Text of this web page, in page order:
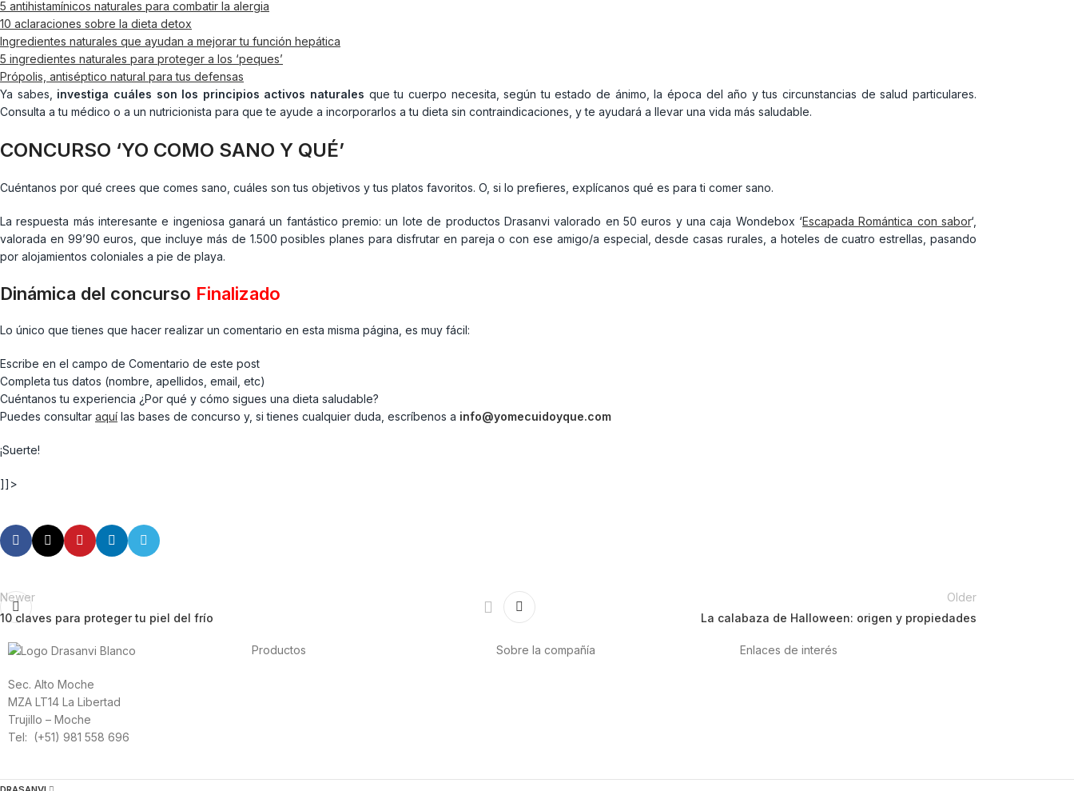
5 antihistamínicos naturales para combatir la alergia
10 aclaraciones sobre la dieta detox
Ingredientes naturales que ayudan a mejorar tu función hepática
5 ingredientes naturales para proteger a los ‘peques’
Própolis, antiséptico natural para tus defensas
Ya sabes, investiga cuáles son los principios activos naturales que tu cuerpo necesita, según tu estado de ánimo, la época del año y tus circunstancias de salud particulares.
Consulta a tu médico o a un nutricionista para que te ayude a incorporarlos a tu dieta sin contraindicaciones, y te ayudará a llevar una vida más saludable.
CONCURSO ‘YO COMO SANO Y QUÉ’
Cuéntanos por qué crees que comes sano, cuáles son tus objetivos y tus platos favoritos. O, si lo prefieres, explícanos qué es para ti comer sano.
La respuesta más interesante e ingeniosa ganará un fantástico premio: un lote de productos Drasanvi valorado en 50 euros y una caja Wondebox ‘Escapada Romántica con sabor‘,
valorada en 99’90 euros, que incluye más de 1.500 posibles planes para disfrutar en pareja o con ese amigo/a especial, desde casas rurales, a hoteles de cuatro estrellas, pasando
por alojamientos coloniales a pie de playa.
Dinámica del concurso Finalizado
Lo único que tienes que hacer realizar un comentario en esta misma página, es muy fácil:
Escribe en el campo de Comentario de este post
Completa tus datos (nombre, apellidos, email, etc)
Cuéntanos tu experiencia ¿Por qué y cómo sigues una dieta saludable?
Puedes consultar aquí las bases de concurso y, si tienes cualquier duda, escríbenos a info@yomecuidoyque.com
¡Suerte!
]]>
Newer
10 claves para proteger tu piel del frío
Older
La calabaza de Halloween: origen y propiedades
Sec. Alto Moche
MZA LT14 La Libertad
Trujillo – Moche
Tel: (+51) 981 558 696
Productos Sobre la compañía Enlaces de interés